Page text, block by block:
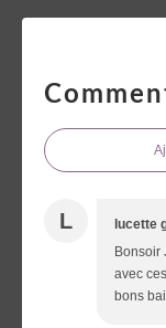
L lucette
Bonsoir
avec
bons